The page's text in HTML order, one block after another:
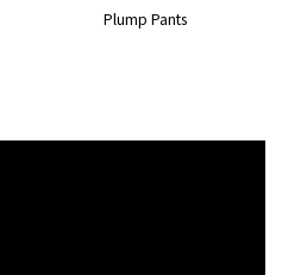
Plump Pants